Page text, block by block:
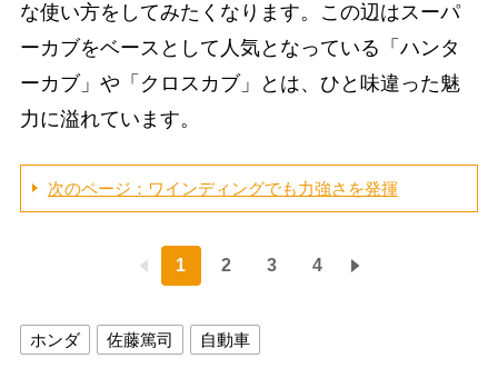
な使い方をしてみたくなります。この辺はスーパ
ーカブをベースとして人気となっている「ハンタ
ーカブ」や「クロスカブ」とは、ひと味違った魅
力に溢れています。
次のページ：ワインディングでも力強さを発揮
1 2 3 4
ホンダ 佐藤篤司 自動車